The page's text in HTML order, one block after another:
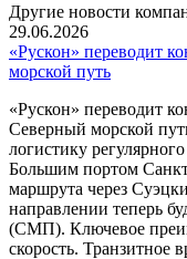
Другие новости
29.06.2026
«Рускон» переводит
морской путь
«Рускон» переводит
Северный морской
логистику
Большим портом
маршрута через
направлении теперь
(СМП). Ключевое
скорость. Транзитное